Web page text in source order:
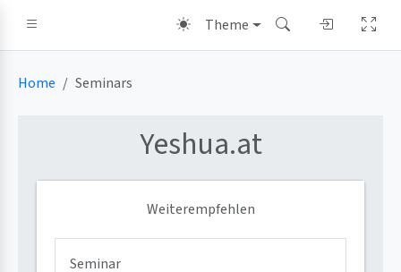
Theme
Home Seminars
Yeshua.at
Weiterempfehlen
Seminar